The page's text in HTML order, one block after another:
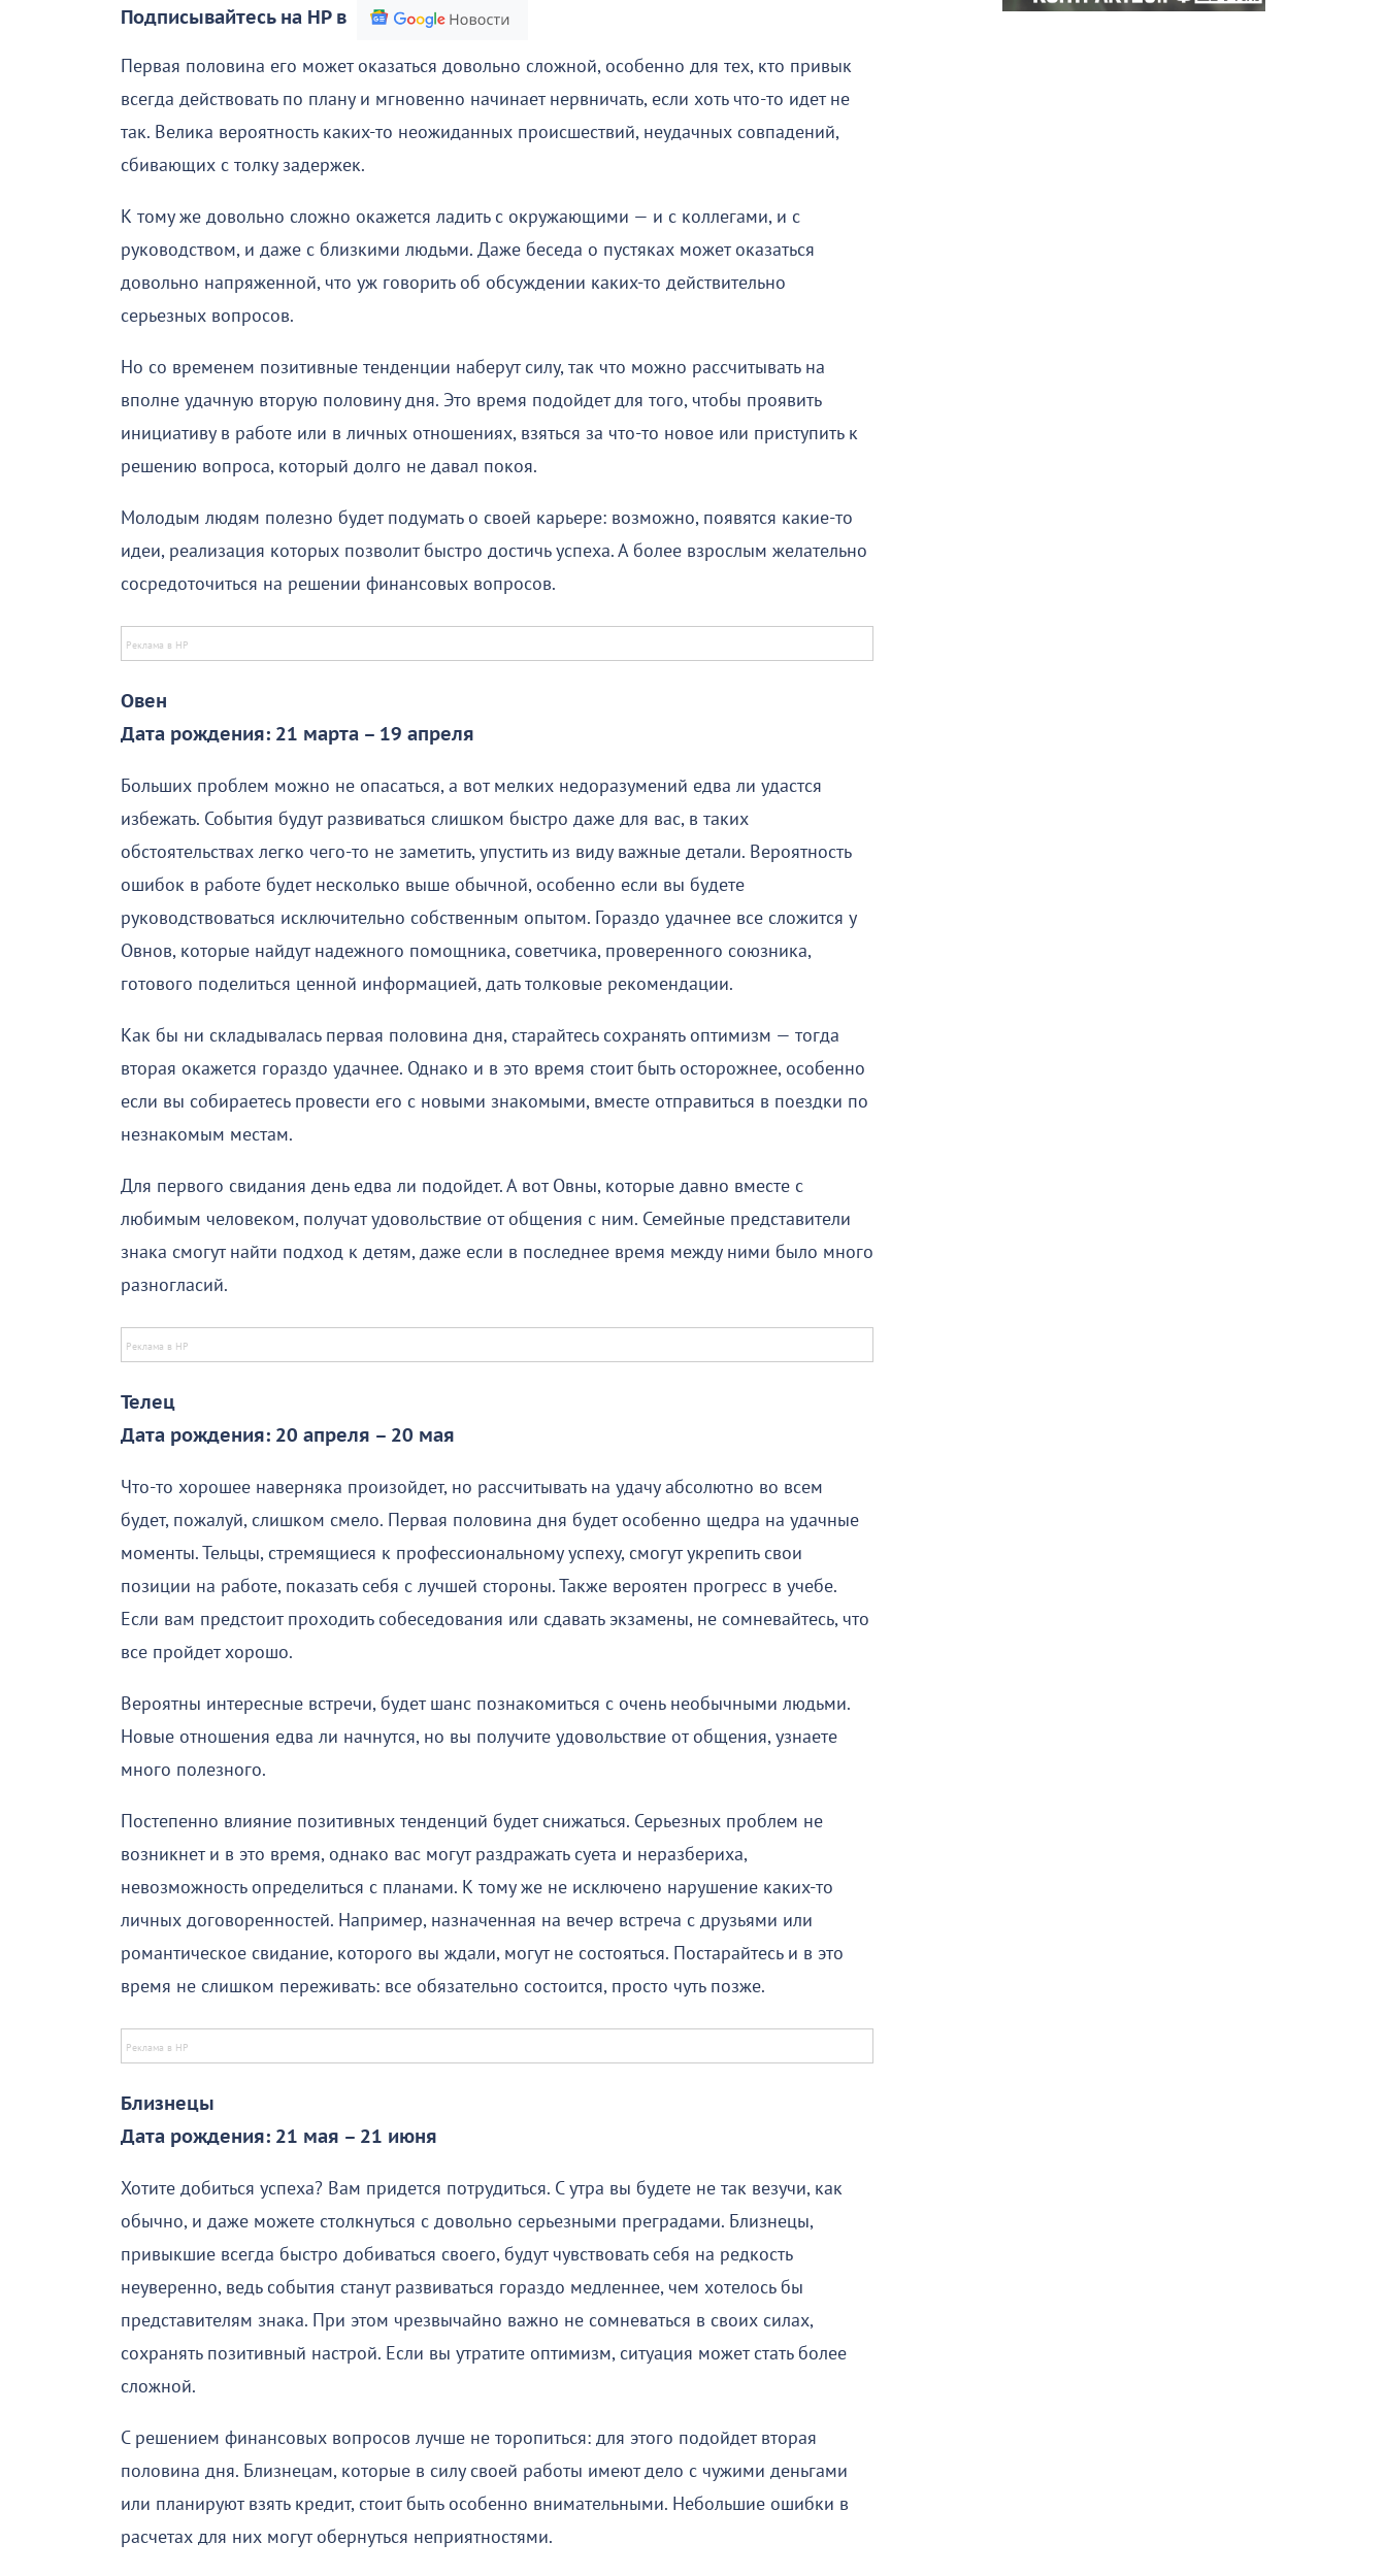
Подписывайтесь на НР в
Первая половина его может оказаться довольно сложной, особенно для тех, кто привык
всегда действовать по плану и мгновенно начинает нервничать, если хоть что-то идет не
так. Велика вероятность каких-то неожиданных происшествий, неудачных совпадений,
сбивающих с толку задержек.
К тому же довольно сложно окажется ладить с окружающими — и с коллегами, и с
руководством, и даже с близкими людьми. Даже беседа о пустяках может оказаться
довольно напряженной, что уж говорить об обсуждении каких-то действительно
серьезных вопросов.
Но со временем позитивные тенденции наберут силу, так что можно рассчитывать на
вполне удачную вторую половину дня. Это время подойдет для того, чтобы проявить
инициативу в работе или в личных отношениях, взяться за что-то новое или приступить к
решению вопроса, который долго не давал покоя.
Молодым людям полезно будет подумать о своей карьере: возможно, появятся какие-то
идеи, реализация которых позволит быстро достичь успеха. А более взрослым желательно
сосредоточиться на решении финансовых вопросов.
Овен
Дата рождения: 21 марта – 19 апреля
Больших проблем можно не опасаться, а вот мелких недоразумений едва ли удастся
избежать. События будут развиваться слишком быстро даже для вас, в таких
обстоятельствах легко чего-то не заметить, упустить из виду важные детали. Вероятность
ошибок в работе будет несколько выше обычной, особенно если вы будете
руководствоваться исключительно собственным опытом. Гораздо удачнее все сложится у
Овнов, которые найдут надежного помощника, советчика, проверенного союзника,
готового поделиться ценной информацией, дать толковые рекомендации.
Как бы ни складывалась первая половина дня, старайтесь сохранять оптимизм — тогда
вторая окажется гораздо удачнее. Однако и в это время стоит быть осторожнее, особенно
если вы собираетесь провести его с новыми знакомыми, вместе отправиться в поездки по
незнакомым местам.
Для первого свидания день едва ли подойдет. А вот Овны, которые давно вместе с
любимым человеком, получат удовольствие от общения с ним. Семейные представители
знака смогут найти подход к детям, даже если в последнее время между ними было много
разногласий.
Телец
Дата рождения: 20 апреля – 20 мая
Что-то хорошее наверняка произойдет, но рассчитывать на удачу абсолютно во всем
будет, пожалуй, слишком смело. Первая половина дня будет особенно щедра на удачные
моменты. Тельцы, стремящиеся к профессиональному успеху, смогут укрепить свои
позиции на работе, показать себя с лучшей стороны. Также вероятен прогресс в учебе.
Если вам предстоит проходить собеседования или сдавать экзамены, не сомневайтесь, что
все пройдет хорошо.
Вероятны интересные встречи, будет шанс познакомиться с очень необычными людьми.
Новые отношения едва ли начнутся, но вы получите удовольствие от общения, узнаете
много полезного.
Постепенно влияние позитивных тенденций будет снижаться. Серьезных проблем не
возникнет и в это время, однако вас могут раздражать суета и неразбериха,
невозможность определиться с планами. К тому же не исключено нарушение каких-то
личных договоренностей. Например, назначенная на вечер встреча с друзьями или
романтическое свидание, которого вы ждали, могут не состояться. Постарайтесь и в это
время не слишком переживать: все обязательно состоится, просто чуть позже.
Близнецы
Дата рождения: 21 мая – 21 июня
Хотите добиться успеха? Вам придется потрудиться. С утра вы будете не так везучи, как
обычно, и даже можете столкнуться с довольно серьезными преградами. Близнецы,
привыкшие всегда быстро добиваться своего, будут чувствовать себя на редкость
неуверенно, ведь события станут развиваться гораздо медленнее, чем хотелось бы
представителям знака. При этом чрезвычайно важно не сомневаться в своих силах,
сохранять позитивный настрой. Если вы утратите оптимизм, ситуация может стать более
сложной.
С решением финансовых вопросов лучше не торопиться: для этого подойдет вторая
половина дня. Близнецам, которые в силу своей работы имеют дело с чужими деньгами
или планируют взять кредит, стоит быть особенно внимательными. Небольшие ошибки в
расчетах для них могут обернуться неприятностями.